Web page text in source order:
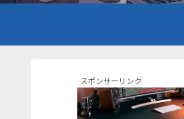
スポンサーリンク